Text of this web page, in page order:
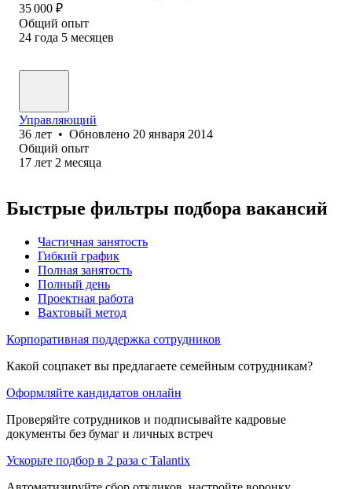
35 000 ₽
Общий опыт
24 года 5 месяцев
Управляющий
36 лет • Обновлено 20 января 2014
Общий опыт
17 лет 2 месяца
Быстрые фильтры подбора вакансий
Частичная занятость
Гибкий график
Полная занятость
Полный день
Проектная работа
Вахтовый метод
Корпоративная поддержка сотрудников
Какой соцпакет вы предлагаете семейным сотрудникам?
Оформляйте кандидатов онлайн
Проверяйте сотрудников и подписывайте кадровые
документы без бумаг и личных встреч
Ускорьте подбор в 2 раза с Talantix